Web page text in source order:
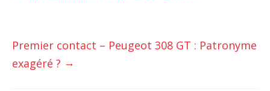
Premier contact – Peugeot 308 GT : Patronyme
exagéré ? →